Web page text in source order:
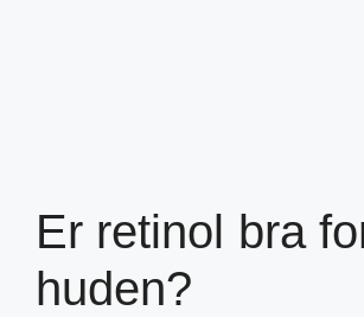
Er retinol bra
huden?